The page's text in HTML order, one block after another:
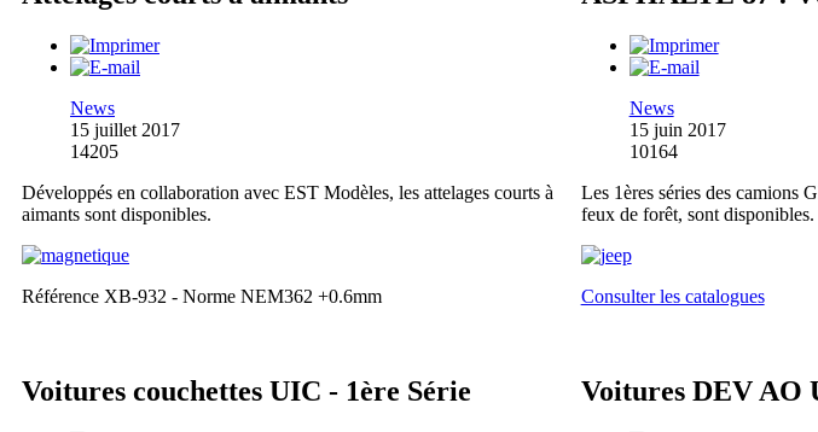
News
15 juillet 2017
14205
Développés en collaboration avec EST Modèles, les attelages courts à
aimants sont disponibles.
Référence XB-932 - Norme NEM362 +0.6mm
News
15 juin 2017
10164
Les 1ères séries des camions
feux de forêt, sont disponibles.
Consulter les catalogues
Voitures couchettes UIC - 1ère Série Voitures DEV AO